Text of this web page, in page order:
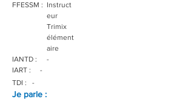
FFESSM : Instruct
eur
Trimix
élément
aire
IANTD :
-
IART :
-
TDI :
-
Je parle :